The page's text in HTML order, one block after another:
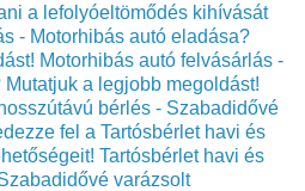
a lefolyóeltömődés kihívását
- Motorhibás autó eladása?
Motorhibás autó felvásárlás -
a legjobb megoldást!
bérlés - Szabadidővé
fel a Tartósbérlet havi és
Tartósbérlet havi és
varázsolt